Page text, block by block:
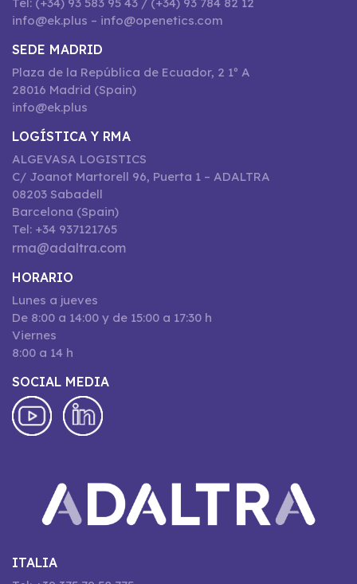
info@ek.plus – info@openetics.com
SEDE MADRID
Plaza de la República de Ecuador, 2 1º A
28016 Madrid (Spain)
info@ek.plus
LOGÍSTICA Y RMA
ALGEVASA LOGISTICS
C/ Joanot Martorell 96, Puerta 1 – ADALTRA
08203 Sabadell
Barcelona (Spain)
Tel: +34 937121765
rma@adaltra.com
HORARIO
Lunes a jueves
De 8:00 a 14:00 y de 15:00 a 17:30 h
Viernes
8:00 a 14 h
SOCIAL MEDIA
ITALIA